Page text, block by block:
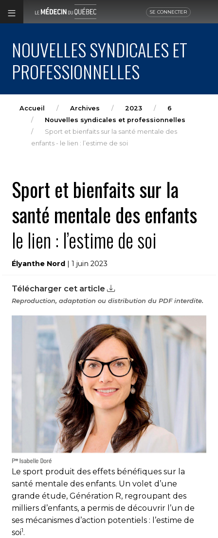
SE CONNECTER
NOUVELLES SYNDICALES ET
PROFESSIONNELLES
Accueil Archives 2023
6
Nouvelles syndicales et professionnelles
Sport et bienfaits sur la santé mentale des
enfants - le lien : l’estime de soi
Sport et bienfaits sur la
santé mentale des enfants
le lien : l’estime de soi
Élyanthe Nord | 1 juin 2023
Télécharger cet article
Reproduction, adaptation ou distribution du PDF interdite.
Le sport produit des effets bénéfiques sur la
santé mentale des enfants. Un volet d’une
grande étude, Génération R, regroupant des
milliers d’enfants, a permis de découvrir l’un de
ses mécanismes d’action potentiels : l’estime de
soi1.